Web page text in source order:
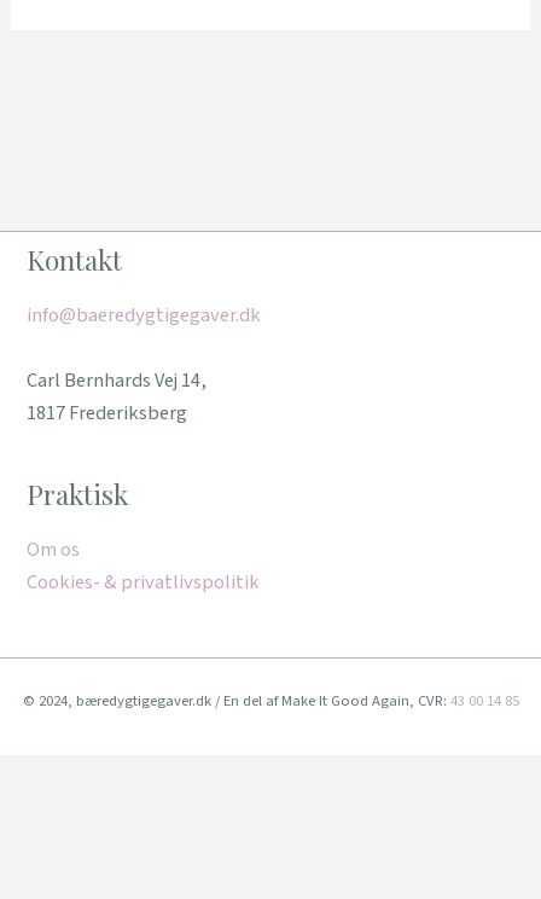
Kontakt
info@baeredygtigegaver.dk
Carl Bernhards Vej 14,
1817 Frederiksberg
Praktisk
Om os
Cookies- & privatlivspolitik
© 2024, bæredygtigegaver.dk / En del af Make It Good Again, CVR: 43 00 14 85